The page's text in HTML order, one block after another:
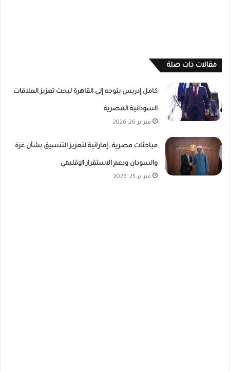
مقالات ذات صلة
كامل إدريس يتوجه إلى القاهرة لبحث تعزيز العلاقات
السودانية المصرية
فبراير 26, 2026
مباحثات مصرية ـ إماراتية لتعزيز التنسيق بشأن غزة
والسودان ودعم الاستقرار الإقليمي
فبراير 25, 2026